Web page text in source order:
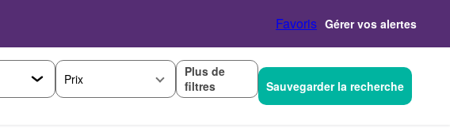
Favoris Gérer vos alertes
Prix
Plus de
filtres
Sauvegarder la recherche